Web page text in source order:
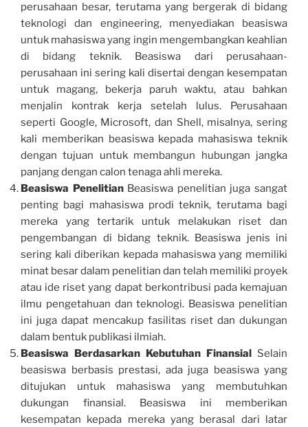
perusahaan besar, terutama yang bergerak di bidang
teknologi dan engineering, menyediakan beasiswa
untuk mahasiswa yang ingin mengembangkan keahlian
di bidang teknik. Beasiswa dari perusahaan-
perusahaan ini sering kali disertai dengan kesempatan
untuk magang, bekerja paruh waktu, atau bahkan
menjalin kontrak kerja setelah lulus. Perusahaan
seperti Google, Microsoft, dan Shell, misalnya, sering
kali memberikan beasiswa kepada mahasiswa teknik
dengan tujuan untuk membangun hubungan jangka
panjang dengan calon tenaga ahli mereka.
Beasiswa PenelitianBeasiswa penelitian juga sangat
penting bagi mahasiswa prodi teknik, terutama bagi
mereka yang tertarik untuk melakukan riset dan
pengembangan di bidang teknik. Beasiswa jenis ini
sering kali diberikan kepada mahasiswa yang memiliki
minat besar dalam penelitian dan telah memiliki proyek
atau ide riset yang dapat berkontribusi pada kemajuan
ilmu pengetahuan dan teknologi. Beasiswa penelitian
ini juga dapat mencakup fasilitas riset dan dukungan
dalam bentuk publikasi ilmiah.
Beasiswa Berdasarkan Kebutuhan Finansial Selain
beasiswa berbasis prestasi, ada juga beasiswa yang
ditujukan untuk mahasiswa yang membutuhkan
dukungan finansial. Beasiswa ini memberikan
kesempatan kepada mereka yang berasal dari latar